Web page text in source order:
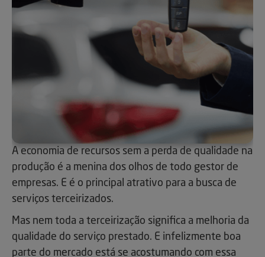
A economia de recursos sem a perda de qualidade na
produção é a menina dos olhos de todo gestor de
empresas. E é o principal atrativo para a busca de
serviços terceirizados.
Mas nem toda a terceirização significa a melhoria da
qualidade do serviço prestado. E infelizmente boa
parte do mercado está se acostumando com essa